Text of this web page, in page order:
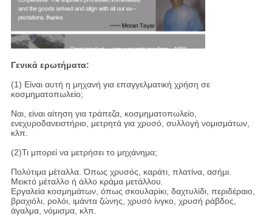
Γενικά ερωτήματα:
(1) Είναι αυτή η μηχανή για επαγγελματική χρήση σε
κοσμηματοπωλείο;
Ναι, είναι αίτηση για τράπεζα, κοσμηματοπωλείο,
ενεχυροδανειστήριο, μετρητά για χρυσό, συλλογή νομισμάτων,
κλπ.
(2)Τι μπορεί να μετρήσει το μηχάνημα;
Πολύτιμα μέταλλα. Όπως χρυσός, καράτι, πλατίνα, ασήμι.
Μεικτό μέταλλο ή άλλο κράμα μετάλλου.
Εργαλεία κοσμημάτων, όπως σκουλαρίκι, δαχτυλίδι, περιδέραιο,
βραχιόλι, ρολόι, ιμάντα ζώνης, χρυσό ίνγκο, χρυσή ράβδος,
άγαλμα, νόμισμα, κλπ.